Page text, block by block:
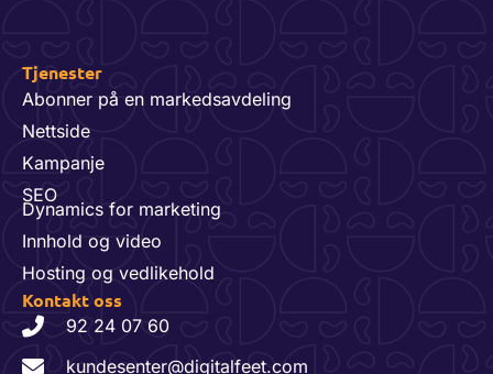
Tjenester
Abonner på en markedsavdeling
Nettside
Kampanje
SEO
Dynamics for marketing
Innhold og video
Hosting og vedlikehold
Kontakt oss
92 24 07 60
kundesenter@digitalfeet.com